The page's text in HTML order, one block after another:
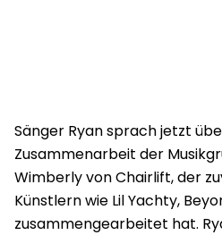
Sänger Ryan sprach jetzt
Zusammenarbeit der
Wimberly von Chairlift, der
Künstlern wie Lil Yachty,
zusammengearbeitet hat.